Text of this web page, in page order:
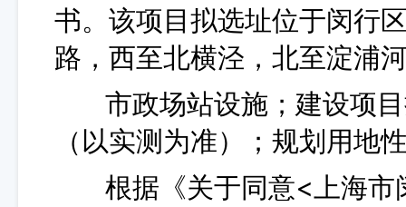
书。该项目拟选址位于闵行
路，西至北横泾，北至淀浦
市政场站设施；建设项目
（以实测为准）；规划用地
根据《关于同意<上海市